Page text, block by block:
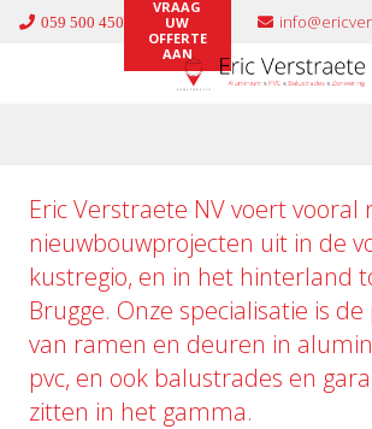
059 500 450
VRAAG
UW
OFFERTE
AAN
Eric Verstraete NV voert vooral
nieuwbouwprojecten uit in de
kustregio, en in het hinterland
Brugge. Onze specialisatie is
van ramen en deuren in
pvc, en ook balustrades en
zitten in het gamma.